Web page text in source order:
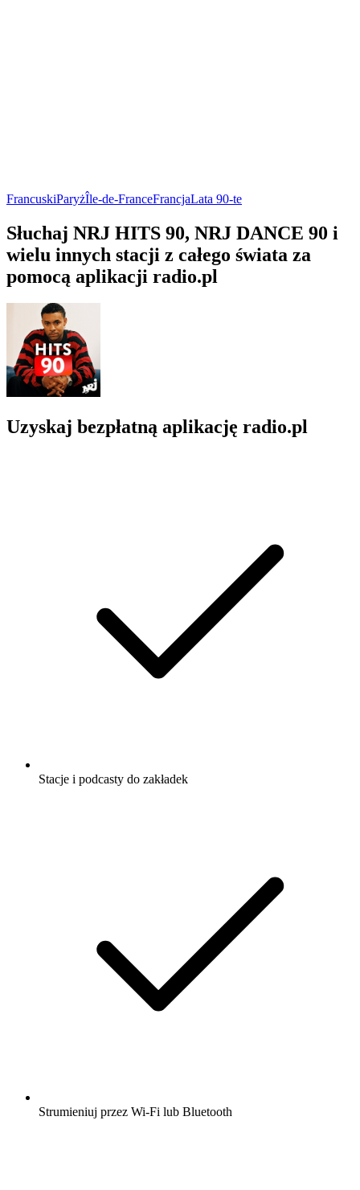
FrancuskiParyżÎle-de-FranceFrancjaLata 90-te
Słuchaj NRJ HITS 90, NRJ DANCE 90 i
wielu innych stacji z całego świata za
pomocą aplikacji radio.pl
Uzyskaj bezpłatną aplikację radio.pl
Stacje i podcasty do zakładek
Strumieniuj przez Wi-Fi lub Bluetooth